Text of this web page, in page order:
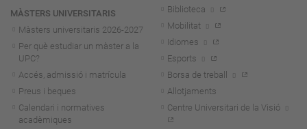
MÀSTERS UNIVERSITARIS
Màsters universitaris 2026-2027
Per què estudiar un màster a la
UPC?
Accés, admissió i matrícula
Preus i beques
Calendari i normatives
acadèmiques
Biblioteca
Mobilitat
Idiomes
Esports
Borsa de treball
Allotjaments
Centre Universitari de la Visió